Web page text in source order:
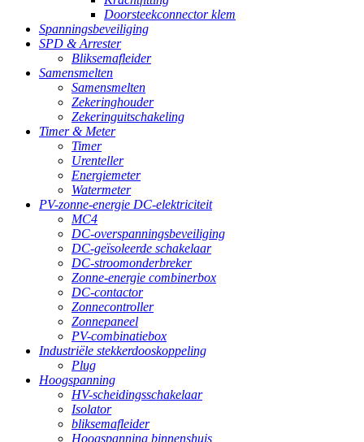
Doorsteekconnector klem
Spanningsbeveiliging
SPD & Arrester
Bliksemafleider
Samensmelten
Samensmelten
Zekeringhouder
Zekeringuitschakeling
Timer & Meter
Timer
Urenteller
Energiemeter
Watermeter
PV-zonne-energie DC-elektriciteit
MC4
DC-overspanningsbeveiliging
DC-geïsoleerde schakelaar
DC-stroomonderbreker
Zonne-energie combinerbox
DC-contactor
Zonnecontroller
Zonnepaneel
PV-combinatiebox
Industriële stekkerdooskoppeling
Plug
Hoogspanning
HV-scheidingsschakelaar
Isolator
bliksemafleider
Hoogspanning binnenshuis